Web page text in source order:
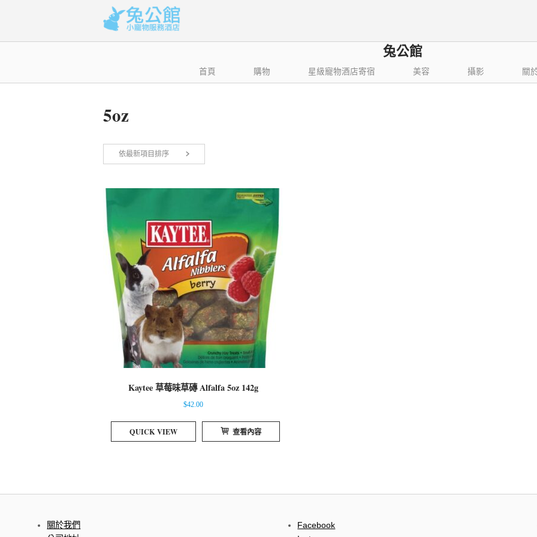
兔公館
首頁 購物 星級寵物酒店寄宿 美容 攝影 關
5oz
依最新項目排序
Kaytee 草莓味草磚 Alfalfa 5oz 142g
$42.00
QUICK VIEW 查看內容
關於我們
Facebook